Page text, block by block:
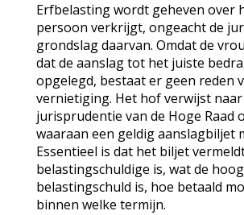
Erfbelasting wordt geheven over
persoon verkrijgt, ongeacht de
grondslag daarvan. Omdat de
dat de aanslag tot het juiste
opgelegd, bestaat er geen reden
vernietiging. Het hof verwijst
jurisprudentie van de Hoge Raad
waaraan een geldig aanslagbiljet
Essentieel is dat het biljet
belastingschuldige is, wat de
belastingschuld is, hoe betaald
binnen welke termijn.